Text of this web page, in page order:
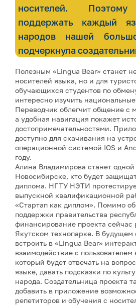
носителей.
поддержать каждый
народов нашей
подчеркнула
Полезным «Lingua Bear» станет
носителей языка, но и для
обучающихся студентов по
интересно изучить
Переводчик облегчит общение с
а удобная навигация покажет
достопримечательностями.
доступно для скачивания на
операционной системой IOS и
году.
Алина Владимирова станет
Новосибирске, кто будет
диплома. НГТУ НЭТИ
выпускной квалификационной
«Стартап как диплом». Помимо
поддержки правительства
финансирование проекта сейчас
Якутском технопарке. В будущем
встроить в «Lingua Bear»
взаимодействие с пользователем
который будет отвечать на
языке, давать подсказки по
народа. Создательница проекта
добавить в приложение
репетиторов и обучения с